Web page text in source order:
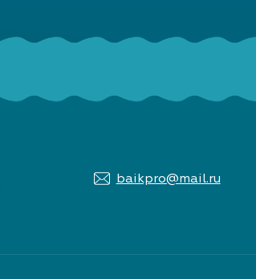
baikpro@mail.ru